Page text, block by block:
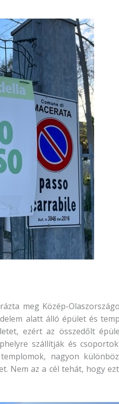
meg Közép-
alatt álló épület és
ezért az összedőlt
szállítják és
nagyon
Nem az a cél tehát, hogy